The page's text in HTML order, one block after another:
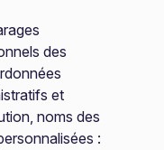
des
et
noms des
: